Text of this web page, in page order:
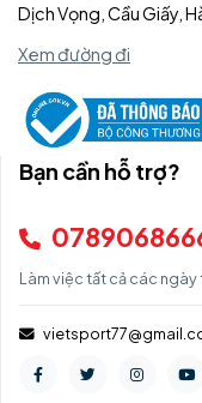
Dịch Vọng, Cầu Giấy,
Xem đường đi
Bạn cần hỗ trợ?
Làm việc tất cả các ngày